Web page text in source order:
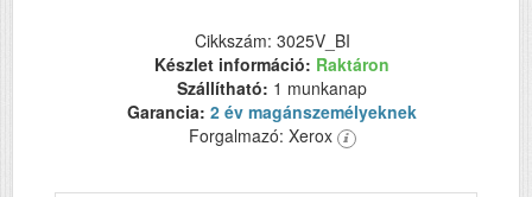
Cikkszám: 3025V_BI
Készlet információ: Raktáron
Szállítható: 1 munkanap
Garancia: 2 év magánszemélyeknek
Forgalmazó: Xerox